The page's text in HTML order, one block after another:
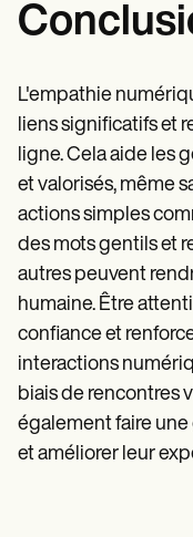
L'empathie
liens significatifs et
ligne. Cela aide les
et valorisés, même
actions simples
des mots gentils et
autres peuvent
humaine. Être
confiance et
interactions
biais de rencontres
également faire
et améliorer leur